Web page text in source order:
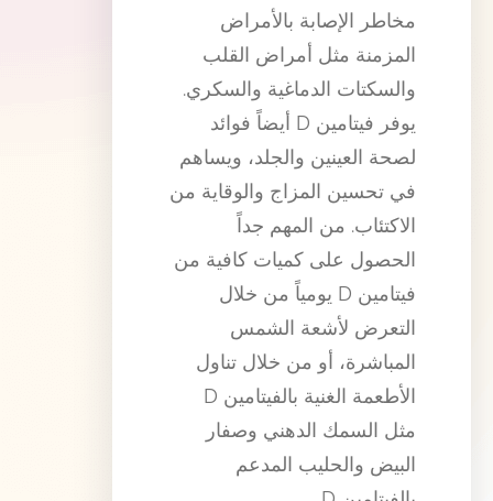
مخاطر الإصابة بالأمراض
المزمنة مثل أمراض القلب
والسكتات الدماغية والسكري.
يوفر فيتامين D أيضاً فوائد
لصحة العينين والجلد، ويساهم
في تحسين المزاج والوقاية من
الاكتئاب. من المهم جداً
الحصول على كميات كافية من
فيتامين D يومياً من خلال
التعرض لأشعة الشمس
المباشرة، أو من خلال تناول
الأطعمة الغنية بالفيتامين D
مثل السمك الدهني وصفار
البيض والحليب المدعم